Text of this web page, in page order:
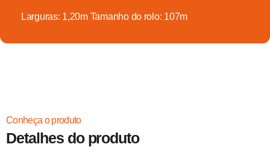
Larguras: 1,20m Tamanho do rolo: 107m
Conheça o produto
Detalhes do produto